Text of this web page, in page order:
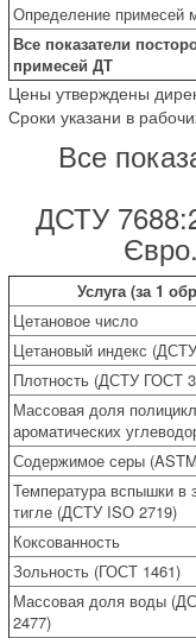
Определение примесей
Все показатели
примесей ДТ
Цены утверждены
Сроки указани в
Все
ДСТУ
Услуга (за 1
Цетановое число
Цетановый индекс
Плотность (ДСТУ ГОСТ
Массовая доля
ароматических
Содержимое серы
Температура вспышки в
тигле (ДСТУ ISО 2719)
Коксованность
Зольность (ГОСТ 1461)
Массовая доля воды
2477)